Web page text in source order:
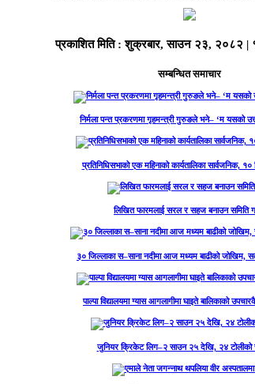
प्रकाशित मिति :शुक्रबार, साउन २३, २०८२ |
सम्बन्धित समाचार
निर्मला पन्त प्रकरणमा गृहमन्त्री गुरुङले भने– ‘म यसको
प्रतिनिधिसभाको एक महिनाको कार्यतालिका सार्वजनिक,
लिखित फारमलाई सरल र सहज बनाउन समिति
३० जिल्लाका स–साना नदीमा आज मध्यम बाढीको जोखिम,
पाल्पा विद्यालयमा ग्यास आगलागीमा घाइते बालिकाको
जुनियर क्रिकेट लिग–२ साउन २५ देखि, २४ टोलीको